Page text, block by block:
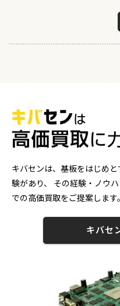
キバセンは、基板をはじめ
験があり、
その経験・ノウ
での高価買取をご提案します。
キバセ